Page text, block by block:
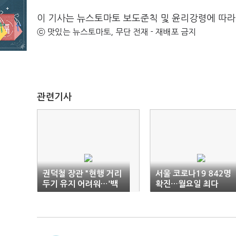
이 기사는 뉴스토마토 보도준칙 및 윤리강령에 따
ⓒ 맛있는 뉴스토마토, 무단 전재 - 재배포 금지
관련기사
권덕철 장관 "현행 거리
두기 유지 어려워…'백
신 패스' 고려"
서울 코로나19 842명
확진…월요일 최다